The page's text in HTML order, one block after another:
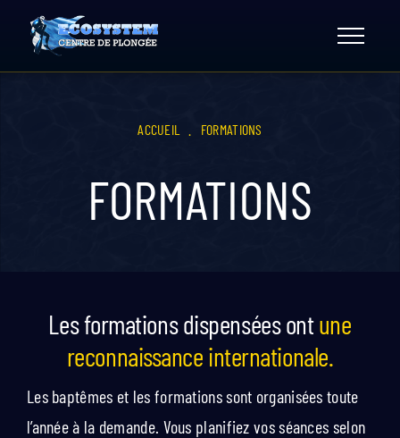
content
ACCUEIL FORMATIONS
FORMATIONS
Les formations dispensées ontune
reconnaissance internationale.
Les baptêmes et les formations sont organisées toute
l’année à la demande. Vous planifiez vos séances selon